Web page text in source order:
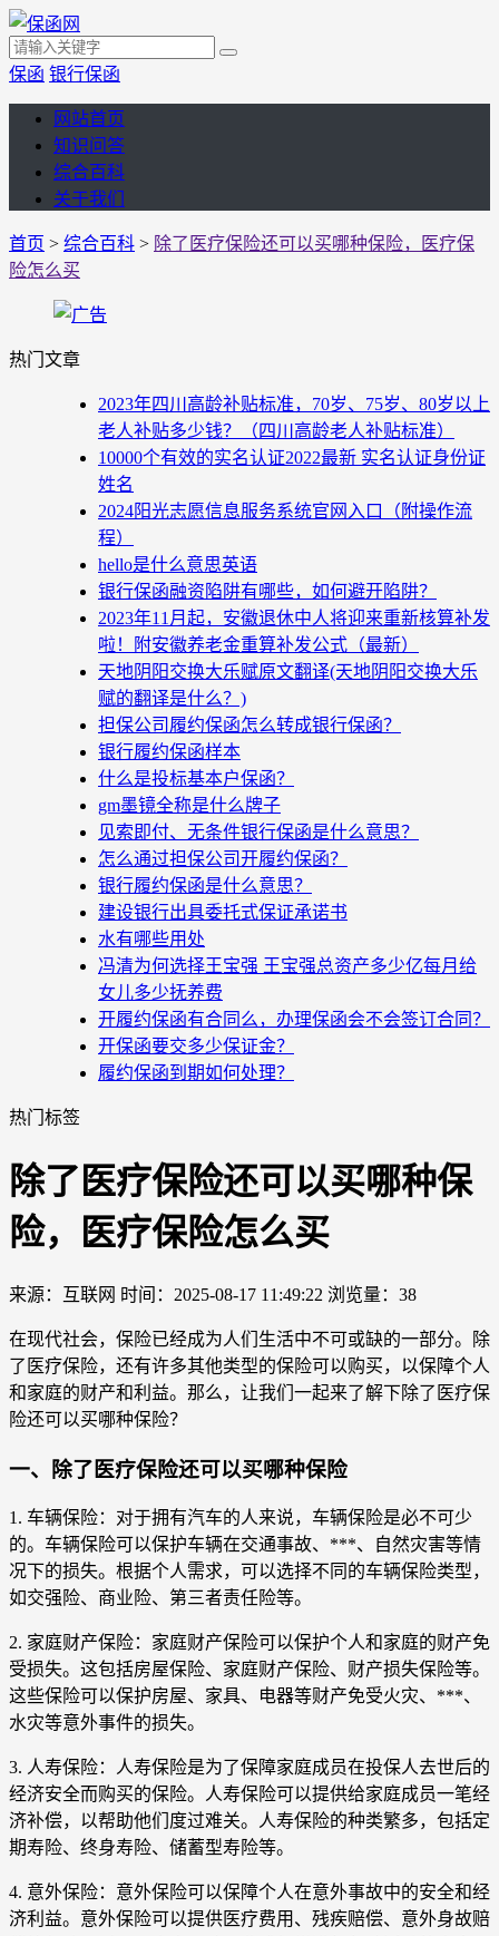
保函 银行保函
网站首页
知识问答
综合百科
关于我们
首页 > 综合百科 > 除了医疗保险还可以买哪种保险，医疗保
险怎么买
热门文章
2023年四川高龄补贴标准，70岁、75岁、80岁以上
老人补贴多少钱？（四川高龄老人补贴标准）
10000个有效的实名认证2022最新 实名认证身份证
姓名
2024阳光志愿信息服务系统官网入口（附操作流
程）
hello是什么意思英语
银行保函融资陷阱有哪些，如何避开陷阱？
2023年11月起，安徽退休中人将迎来重新核算补发
啦！附安徽养老金重算补发公式（最新）
天地阴阳交换大乐赋原文翻译(天地阴阳交换大乐
赋的翻译是什么？)
担保公司履约保函怎么转成银行保函？
银行履约保函样本
什么是投标基本户保函？
gm墨镜全称是什么牌子
见索即付、无条件银行保函是什么意思？
怎么通过担保公司开履约保函？
银行履约保函是什么意思？
建设银行出具委托式保证承诺书
水有哪些用处
冯清为何选择王宝强 王宝强总资产多少亿每月给
女儿多少抚养费
开履约保函有合同么，办理保函会不会签订合同？
开保函要交多少保证金？
履约保函到期如何处理？
热门标签
除了医疗保险还可以买哪种保
险，医疗保险怎么买
来源：互联网 时间：2025-08-17 11:49:22 浏览量：38
在现代社会，保险已经成为人们生活中不可或缺的一部分。除
了医疗保险，还有许多其他类型的保险可以购买，以保障个人
和家庭的财产和利益。那么，让我们一起来了解下除了医疗保
险还可以买哪种保险？
一、除了医疗保险还可以买哪种保险
1. 车辆保险：对于拥有汽车的人来说，车辆保险是必不可少
的。车辆保险可以保护车辆在交通事故、***、自然灾害等情
况下的损失。根据个人需求，可以选择不同的车辆保险类型，
如交强险、商业险、第三者责任险等。
2. 家庭财产保险：家庭财产保险可以保护个人和家庭的财产免
受损失。这包括房屋保险、家庭财产保险、财产损失保险等。
这些保险可以保护房屋、家具、电器等财产免受火灾、***、
水灾等意外事件的损失。
3. 人寿保险：人寿保险是为了保障家庭成员在投保人去世后的
经济安全而购买的保险。人寿保险可以提供给家庭成员一笔经
济补偿，以帮助他们度过难关。人寿保险的种类繁多，包括定
期寿险、终身寿险、储蓄型寿险等。
4. 意外保险：意外保险可以保障个人在意外事故中的安全和经
济利益。意外保险可以提供医疗费用、残疾赔偿、意外身故赔